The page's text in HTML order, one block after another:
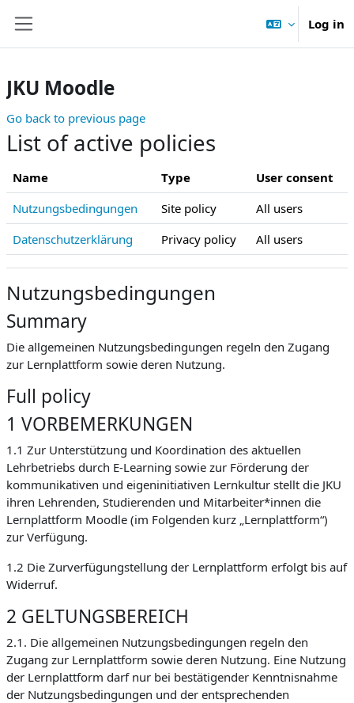
Log in
JKU Moodle
Go back to previous page
List of active policies
Name Type
User consent
Nutzungsbedingungen
Site policy
All users
Datenschutzerklärung
Privacy policy All users
Nutzungsbedingungen
Summary
Die allgemeinen Nutzungsbedingungen regeln den Zugang
zur Lernplattform sowie deren Nutzung.
Full policy
1 VORBEMERKUNGEN
1.1 Zur Unterstützung und Koordination des aktuellen
Lehrbetriebs durch E-Learning sowie zur Förderung der
kommunikativen und eigeninitiativen Lernkultur stellt die JKU
ihren Lehrenden, Studierenden und Mitarbeiter*innen die
Lernplattform Moodle (im Folgenden kurz „Lernplattform“)
zur Verfügung.
1.2 Die Zurverfügungstellung der Lernplattform erfolgt bis auf
Widerruf.
2 GELTUNGSBEREICH
2.1. Die allgemeinen Nutzungsbedingungen regeln den
Zugang zur Lernplattform sowie deren Nutzung. Eine Nutzung
der Lernplattform darf nur bei bestätigender Kenntnisnahme
der Nutzungsbedingungen und der entsprechenden